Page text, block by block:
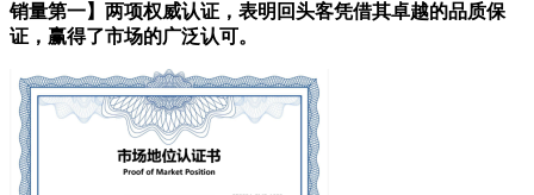
销量第一】两项权威认证，表明回头客凭借其卓越的品质保
证，赢得了市场的广泛认可。